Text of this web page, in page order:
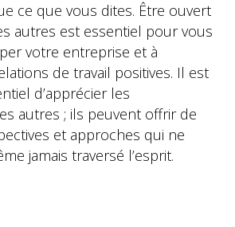
ce que vous dites. Être ouvert
autres est essentiel pour vous
votre entreprise et à
de travail positives. Il est
d’apprécier les
autres ; ils peuvent offrir de
et approches qui ne
jamais traversé l’esprit.